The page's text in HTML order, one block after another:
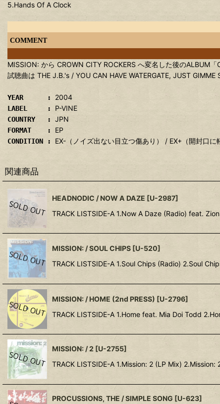
5.Hands Of A Clock
COMMENT
MISSION: から CROWN CITY ROCKERS へ変名した後のALBUM「
試聴曲は THE J.B.'s / YOU CAN HAVE WATERGATE, JUST GIMME
YEAR : 2004
LABEL : P-VINE
COUNTRY : JPN
FORMAT : EP
CONDITION : EX-（ノイズ出ない目立つ傷あり） / EX+（開封口に
関連商品
HEADNODIC / NOW A DAZE [U-2987]
TRACK LISTSIDE-A 1.Now A Daze (Radio) feat.
MISSION: / SOUL CHIPS [U-520]
TRACK LISTSIDE-A 1.Soul Chips (Radio) 2.Soul
MISSION: / HOME (2nd PRESS) [U-2796]
TRACK LISTSIDE-A 1.Home feat. Mia Doi Todd
MISSION: / 2 [U-2755]
TRACK LISTSIDE-A 1.Mission: 2 (LP Mix)
PROCUSSIONS, THE / SIMPLE SONG [U-623]